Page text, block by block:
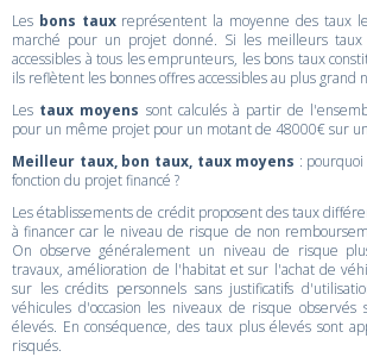
Les bons tauxreprésentent la moyenne des taux
marché pour un projet donné. Si les meilleurs
accessibles à tous les emprunteurs, les bons taux
ils reflètent les bonnes offres accessibles au plus grand
Les taux moyens sont calculés à partir de
pour un même projet pour un motant de 48000€ sur
Meilleur taux, bon taux, taux moyens :
fonction du projet financé ?
Les établissements de crédit proposent des taux
à financer car le niveau de risque de non
On observe généralement un niveau de risque
travaux, amélioration de l'habitat et sur l'achat de
sur les crédits personnels sans justificatifs
véhicules d'occasion les niveaux de risque observés
élevés. En conséquence, des taux plus élevés sont
risqués.